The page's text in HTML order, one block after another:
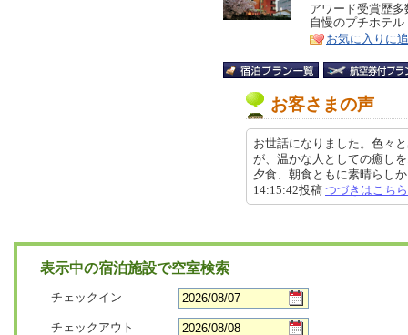
リ
ア
特
徴
アワード受賞歴
自慢のプチホテル
お気に入りに
お客さまの声
お世話になりました。色々
が、温かな人としての癒し
夕食、朝食ともに素晴らし
14:15:42投稿 つづきはこちら
表示中の宿泊施設で空室検索
チェックイン
チェックアウト